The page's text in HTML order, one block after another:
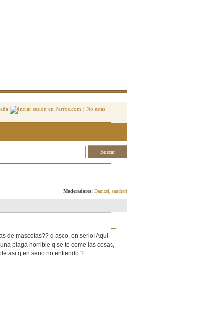
| No estás
Moderadores: Damzel sandrarf
de mascotas?? q asco, en serio! Aqui
plaga horrible q se te come las cosas,
asi q en serio no entiendo ?